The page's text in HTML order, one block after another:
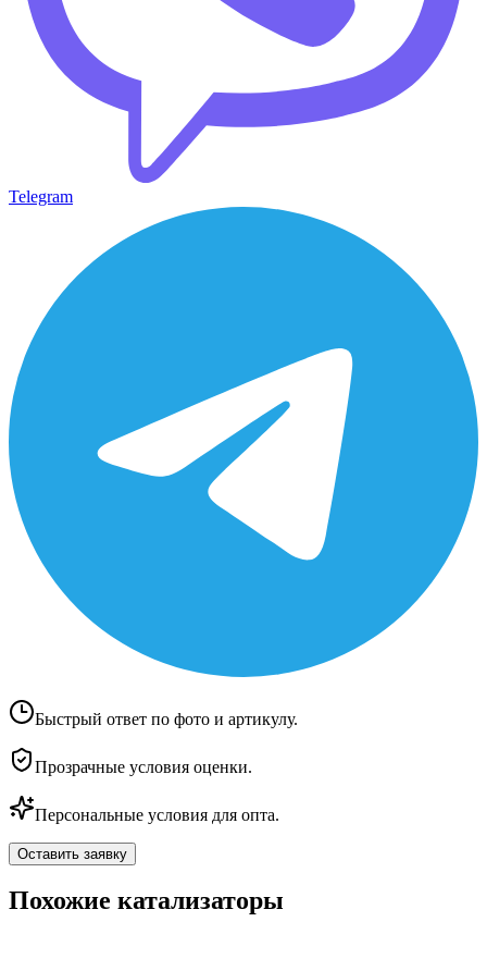
Telegram
Быстрый ответ по фото и артикулу.
Прозрачные условия оценки.
Персональные условия для опта.
Оставить заявку
Похожие катализаторы